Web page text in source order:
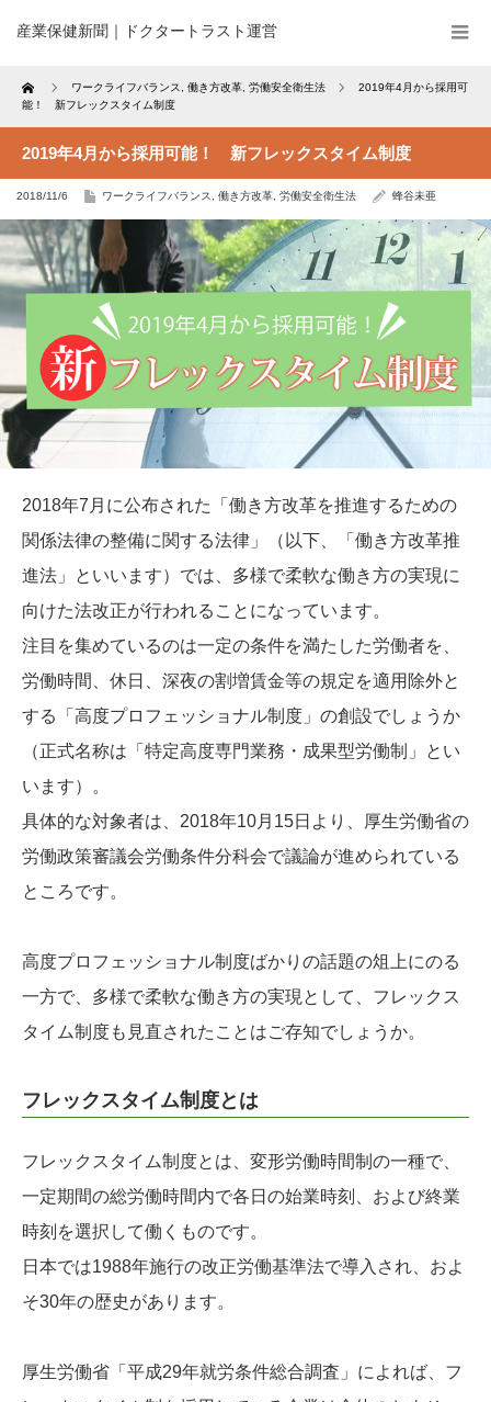
産業保健新聞｜ドクタートラスト運営
Home ワークライフバランス 働き方改革 労働安全衛生法
2019年4月から採用可
能！ 新フレックスタイム制度
2019年4月から採用可能！ 新フレックスタイム制度
2018/11/6 ワークライフバランス 働き方改革 労働安全衛生法 蜂谷未亜
2018年7月に公布された「働き方改革を推進するための
関係法律の整備に関する法律」（以下、「働き方改革推
進法」といいます）では、多様で柔軟な働き方の実現に
向けた法改正が行われることになっています。
注目を集めているのは一定の条件を満たした労働者を、
労働時間、休日、深夜の割増賃金等の規定を適用除外と
する「高度プロフェッショナル制度」の創設でしょうか
（正式名称は「特定高度専門業務・成果型労働制」とい
います）。
具体的な対象者は、2018年10月15日より、厚生労働省の
労働政策審議会労働条件分科会で議論が進められている
ところです。
高度プロフェッショナル制度ばかりの話題の俎上にのる
一方で、多様で柔軟な働き方の実現として、フレックス
タイム制度も見直されたことはご存知でしょうか。
フレックスタイム制度とは
フレックスタイム制度とは、変形労働時間制の一種で、
一定期間の総労働時間内で各日の始業時刻、および終業
時刻を選択して働くものです。
日本では1988年施行の改正労働基準法で導入され、およ
そ30年の歴史があります。
厚生労働省「平成29年就労条件総合調査」によれば、フ